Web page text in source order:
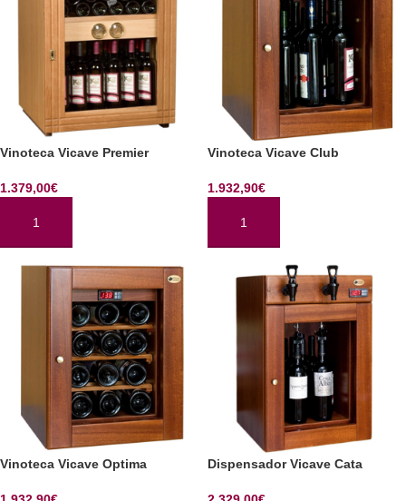
Vinoteca Vicave Premier
1.379,00€
AÑADIR AL CARRITO
Vinoteca Vicave Club
1.932,90€
AÑADIR AL CARRITO
Vinoteca Vicave Optima Dispensador Vicave Cata